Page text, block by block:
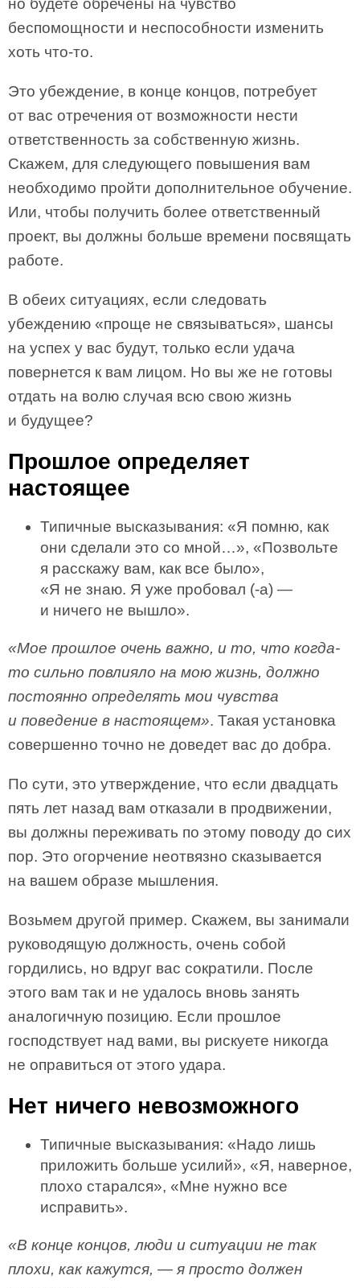
но будете обречены на чувство
беспомощности и неспособности изменить
хоть что-то.
Это убеждение, в конце концов, потребует
от вас отречения от возможности нести
ответственность за собственную жизнь.
Скажем, для следующего повышения вам
необходимо пройти дополнительное обучение.
Или, чтобы получить более ответственный
проект, вы должны больше времени посвящать
работе.
В обеих ситуациях, если следовать
убеждению «проще не связываться», шансы
на успех у вас будут, только если удача
повернется к вам лицом. Но вы же не готовы
отдать на волю случая всю свою жизнь
и будущее?
Прошлое определяет
настоящее
Типичные высказывания: «Я помню, как
они сделали это со мной…», «Позвольте
я расскажу вам, как все было»,
«Я не знаю. Я уже пробовал (-а) —
и ничего не вышло».
«Мое прошлое очень важно, и то, что когда-
то сильно повлияло на мою жизнь, должно
постоянно определять мои чувства
и поведение в настоящем». Такая установка
совершенно точно не доведет вас до добра.
По сути, это утверждение, что если двадцать
пять лет назад вам отказали в продвижении,
вы должны переживать по этому поводу до сих
пор. Это огорчение неотвязно сказывается
на вашем образе мышления.
Возьмем другой пример. Скажем, вы занимали
руководящую должность, очень собой
гордились, но вдруг вас сократили. После
этого вам так и не удалось вновь занять
аналогичную позицию. Если прошлое
господствует над вами, вы рискуете никогда
не оправиться от этого удара.
Нет ничего невозможного
Типичные высказывания: «Надо лишь
приложить больше усилий», «Я, наверное,
плохо старался», «Мне нужно все
исправить».
«В конце концов, люди и ситуации не так
плохи, как кажутся, — я просто должен